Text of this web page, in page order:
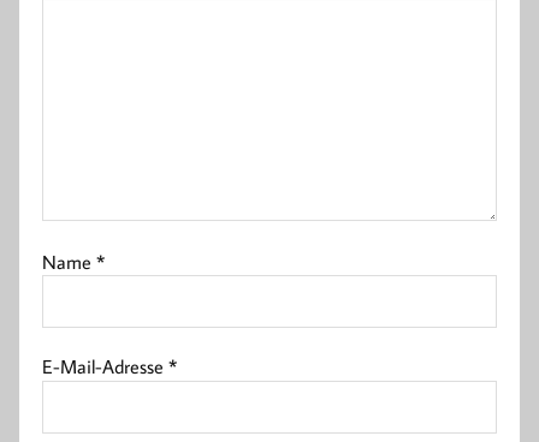
Name*
E-Mail-Adresse*